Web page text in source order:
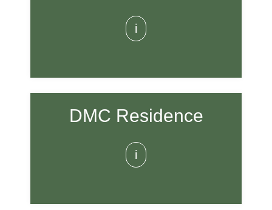
i
DMC Residence
i